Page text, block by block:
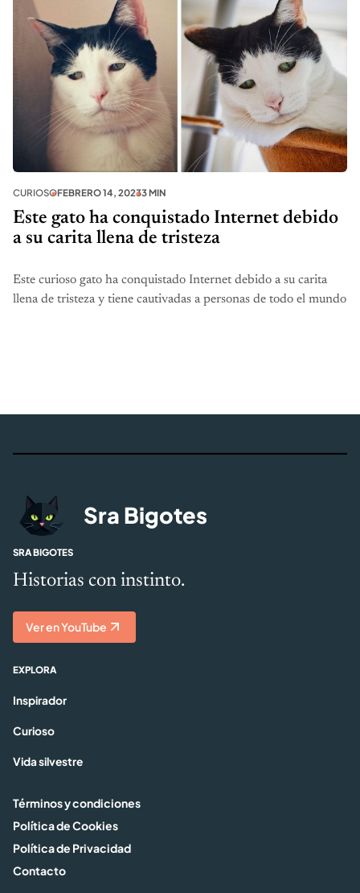
CURIOSOFEBRERO 14, 20233 MIN
Este gato ha conquistado Internet debido
a su carita llena de tristeza
Este curioso gato ha conquistado Internet debido a su carita
llena de tristeza y tiene cautivadas a personas de todo el mundo
Sra Bigotes
SRA BIGOTES
Historias con instinto.
Ver en YouTube
EXPLORA
Inspirador
Curioso
Vida silvestre
Términos y condiciones
Política de Cookies
Política de Privacidad
Contacto